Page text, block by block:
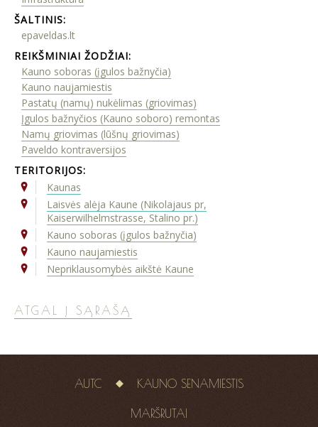
ŠALTINIS:
epaveldas.lt
REIKŠMINIAI ŽODŽIAI:
Kauno soboras (įgulos bažnyčia)
Kauno naujamiestis
Pastatų (namų) nukėlimas (griovimas)
Įgulos bažnyčios (Kauno soboro) remontas
Namų griovimas (lūšnų griovimas)
Paveldo kontraversijos
TERITORIJOS:
Kaunas
Laisvės alėja Kaune (Nikolajaus pr,
Kaiserwilhelmstrasse, Stalino pr.)
Kauno soboras (įgulos bažnyčia)
Kauno naujamiestis
Nepriklausomybės aikštė Kaune
ATGAL Į SĄRAŠĄ
AUTC KAUNO SENAMIESTIS
MARŠRUTAI